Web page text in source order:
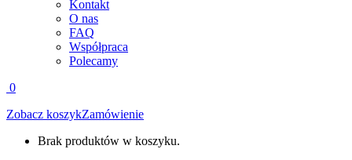
Kontakt
O nas
FAQ
Współpraca
Polecamy
0
Zobacz koszykZamówienie
Brak produktów w koszyku.